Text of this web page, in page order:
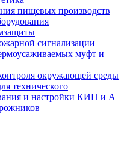
пищевых производств
сигнализации
муфт и
окружающей среды
технического
и настройки КИП и А